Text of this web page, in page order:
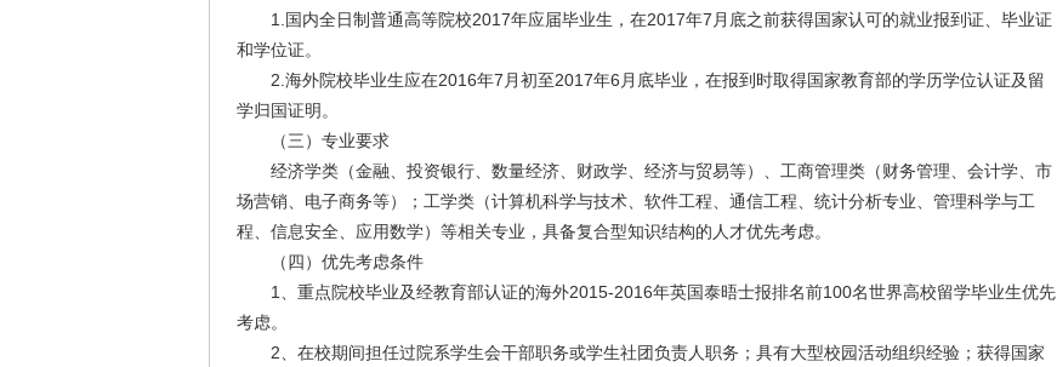
1.国内全日制普通高等院校2017年应届毕业生，在2017年7月底之前获得国家认可的就业报到证、毕业证
和学位证。
2.海外院校毕业生应在2016年7月初至2017年6月底毕业，在报到时取得国家教育部的学历学位认证及留
学归国证明。
（三）专业要求
经济学类（金融、投资银行、数量经济、财政学、经济与贸易等）、工商管理类（财务管理、会计学、市
场营销、电子商务等）；工学类（计算机科学与技术、软件工程、通信工程、统计分析专业、管理科学与工
程、信息安全、应用数学）等相关专业，具备复合型知识结构的人才优先考虑。
（四）优先考虑条件
1、重点院校毕业及经教育部认证的海外2015-2016年英国泰晤士报排名前100名世界高校留学毕业生优先
考虑。
2、在校期间担任过院系学生会干部职务或学生社团负责人职务；具有大型校园活动组织经验；获得国家